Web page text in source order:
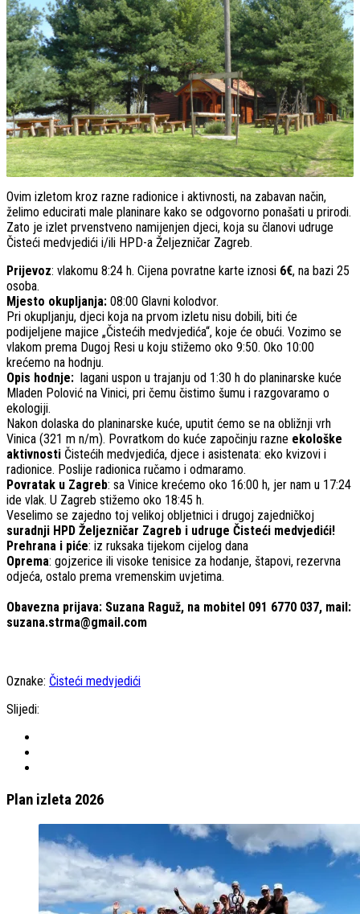
Ovim izletom kroz razne radionice i aktivnosti, na zabavan način,
želimo educirati male planinare kako se odgovorno ponašati u prirodi.
Zato je izlet prvenstveno namijenjen djeci, koja su članovi udruge
Čisteći medvjedići i/ili HPD-a Željezničar Zagreb.
Prijevoz: vlakomu 8:24 h. Cijena povratne karte iznosi 6€, na bazi 25
osoba.
Mjesto okupljanja: 08:00 Glavni kolodvor.
Pri okupljanju, djeci koja na prvom izletu nisu dobili, biti će
podijeljene majice „Čistećih medvjedića“, koje će obući. Vozimo se
vlakom prema Dugoj Resi u koju stižemo oko 9:50. Oko 10:00
krećemo na hodnju.
Opis hodnje: lagani uspon u trajanju od 1:30 h do planinarske kuće
Mladen Polović na Vinici, pri čemu čistimo šumu i razgovaramo o
ekologiji.
Nakon dolaska do planinarske kuće, uputit ćemo se na obližnji vrh
Vinica (321 m n/m). Povratkom do kuće započinju razne ekološke
aktivnosti Čistećih medvjedića, djece i asistenata: eko kvizovi i
radionice. Poslije radionica ručamo i odmaramo.
Povratak u Zagreb: sa Vinice krećemo oko 16:00 h, jer nam u 17:24
ide vlak. U Zagreb stižemo oko 18:45 h.
Veselimo se zajedno toj velikoj obljetnici i drugoj zajedničkoj
suradnji HPD Željezničar Zagreb i udruge Čisteći medvjedići!
Prehrana i piće: iz ruksaka tijekom cijelog dana
Oprema: gojzerice ili visoke tenisice za hodanje, štapovi, rezervna
odjeća, ostalo prema vremenskim uvjetima.
Obavezna prijava: Suzana Raguž, na mobitel 091 6770 037, mail:
suzana.strma@gmail.com
Oznake: Čisteći medvjedići
Slijedi:
Plan izleta 2026